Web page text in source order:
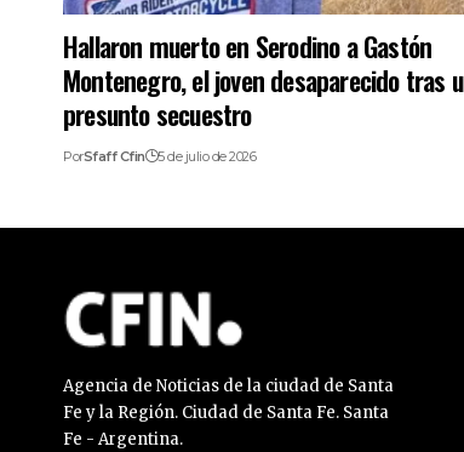
Hallaron muerto en Serodino a Gastón
Montenegro, el joven desaparecido tras
presunto secuestro
PorSfaff Cfin 5 de julio de 2026
Agencia de Noticias de la ciudad de Santa
Fe y la Región. Ciudad de Santa Fe. Santa
Fe - Argentina.